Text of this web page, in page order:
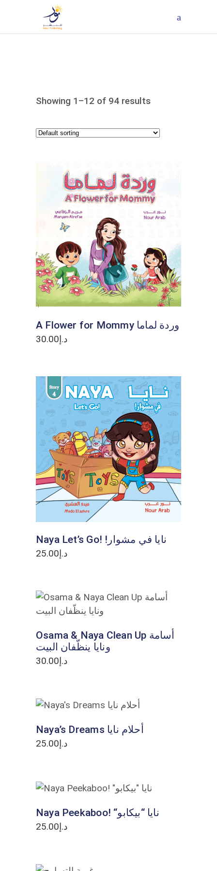
Showing 1–12 of 94 results
ADD TO CART
A Flower for Mommy وردة لماما
د.إ30.00
ADD TO CART
Naya Let’s Go! !نايا في مشوار
د.إ25.00
ADD TO CART
Osama & Naya Clean Up أسامة
ونايا ينظّفان البيت
د.إ30.00
ADD TO CART
Naya’s Dreams أحلام نايا
د.إ25.00
ADD TO CART
Naya Peekaboo! “نايا “بيكابو
د.إ25.00